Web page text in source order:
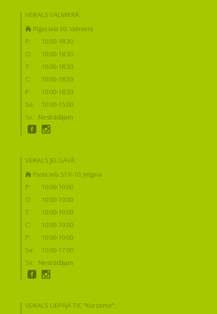
VEIKALS VALMIERĀ:
Rīgas iela 30, Valmiera
P:
10:00-18:30
O:
10:00-18:30
T:
10:00-18:30
C:
10:00-18:30
P:
10:00-18:30
Se:
10:00-15:00
Sv:
Nestrādājam
VEIKALS JELGAVĀ:
Pasta iela 51 K-10, Jelgava
P:
10:00-19:00
O:
10:00-19:00
T:
10:00-19:00
C:
10:00-19:00
P:
10:00-19:00
Se:
10:00-17:00
Sv:
Nestrādājam
VEIKALS LIEPĀJĀ T/C "Kurzeme":